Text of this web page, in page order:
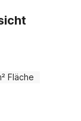
Fläche